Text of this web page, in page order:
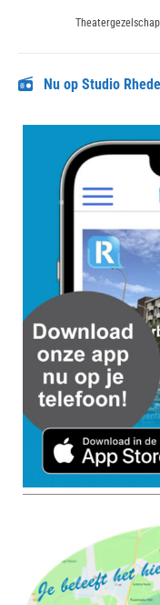
Next
Nu op Studio